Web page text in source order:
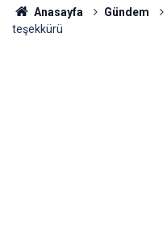
Anasayfa Gündem
teşekkürü